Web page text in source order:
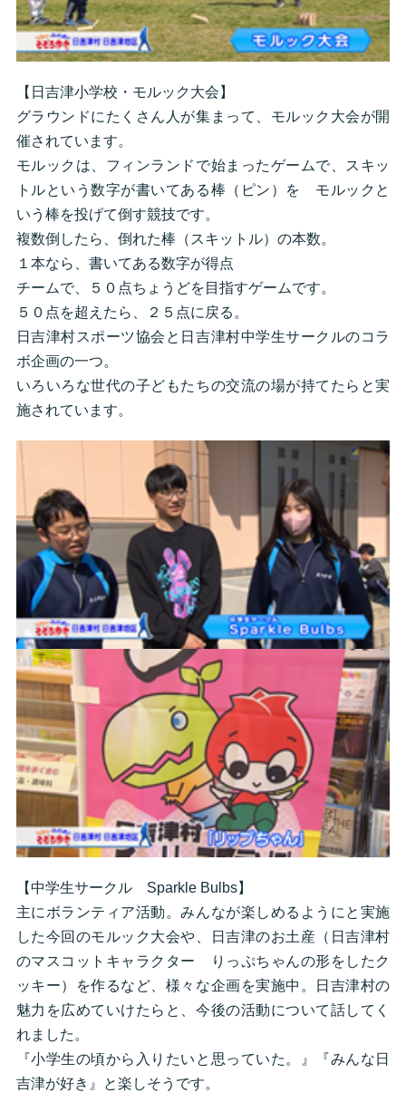
【日吉津小学校・モルック大会】
グラウンドにたくさん人が集まって、モルック大会が開
催されています。
モルックは、フィンランドで始まったゲームで、スキッ
トルという数字が書いてある棒（ピン）を モルックと
いう棒を投げて倒す競技です。
複数倒したら、倒れた棒（スキットル）の本数。
１本なら、書いてある数字が得点
チームで、５０点ちょうどを目指すゲームです。
５０点を超えたら、２５点に戻る。
日吉津村スポーツ協会と日吉津村中学生サークルのコラ
ボ企画の一つ。
いろいろな世代の子どもたちの交流の場が持てたらと実
施されています。
【中学生サークル Sparkle Bulbs】
主にボランティア活動。みんなが楽しめるようにと実施
した今回のモルック大会や、日吉津のお土産（日吉津村
のマスコットキャラクター りっぷちゃんの形をしたク
ッキー）を作るなど、様々な企画を実施中。日吉津村の
魅力を広めていけたらと、今後の活動について話してく
れました。
『小学生の頃から入りたいと思っていた。』『みんな日
吉津が好き』と楽しそうです。